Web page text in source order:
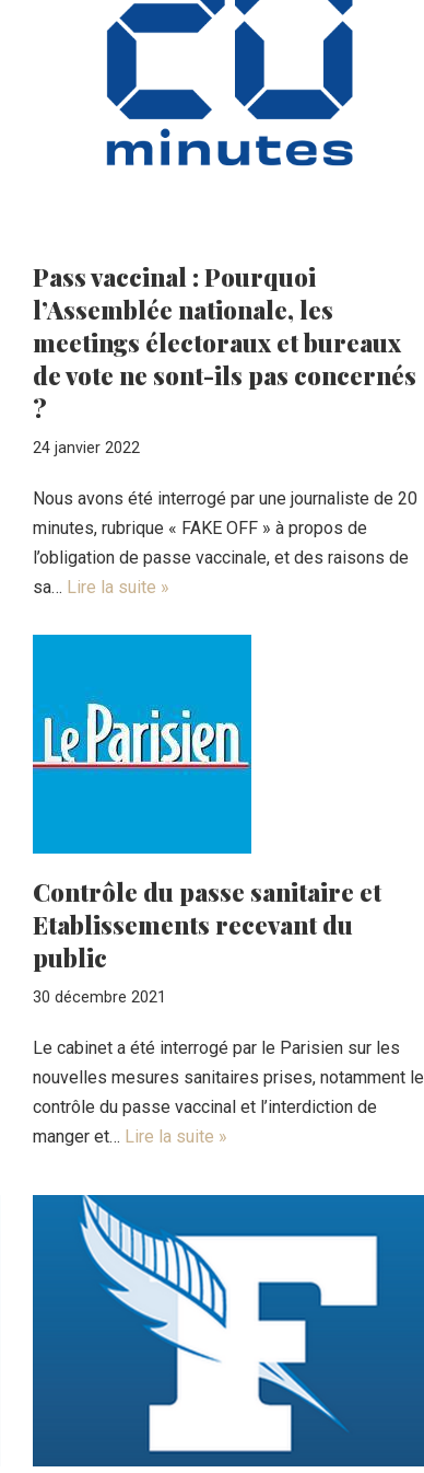
Pass vaccinal : Pourquoi
l’Assemblée nationale, les
meetings électoraux et bureaux
de vote ne sont-ils pas concernés
?
24 janvier 2022
Nous avons été interrogé par une journaliste de 20
minutes, rubrique « FAKE OFF » à propos de
l’obligation de passe vaccinale, et des raisons de
sa… Lire la suite »
Contrôle du passe sanitaire et
Etablissements recevant du
public
30 décembre 2021
Le cabinet a été interrogé par le Parisien sur les
nouvelles mesures sanitaires prises, notamment le
contrôle du passe vaccinal et l’interdiction de
manger et… Lire la suite »